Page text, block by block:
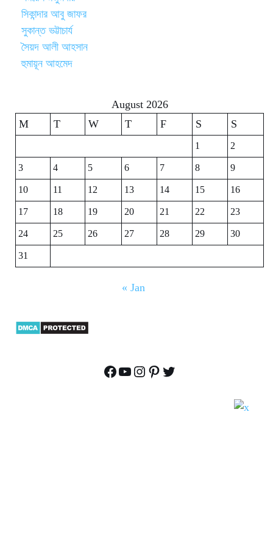
সিকান্দার আবু জাফর
সুকান্ত ভট্টাচার্য
সৈয়দ আলী আহসান
হুমায়ূন আহমেদ
August 2026
M
T W T F S S
1
2
3
4 5 6 7 8
9
10
11 12 13 14 15
16
17
18 19 20 21 22
23
24
25 26 27 28 29
30
31
« Jan